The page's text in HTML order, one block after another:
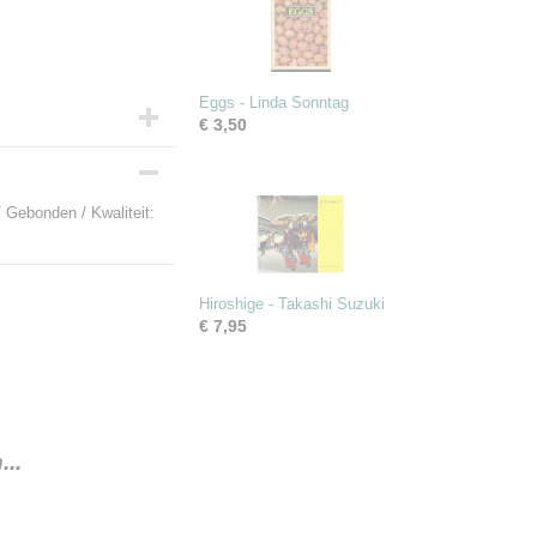
/ Kwaliteit:
Eggs - Linda Sonntag
€ 3,50
Hiroshige - Takashi Suzuki
€ 7,95